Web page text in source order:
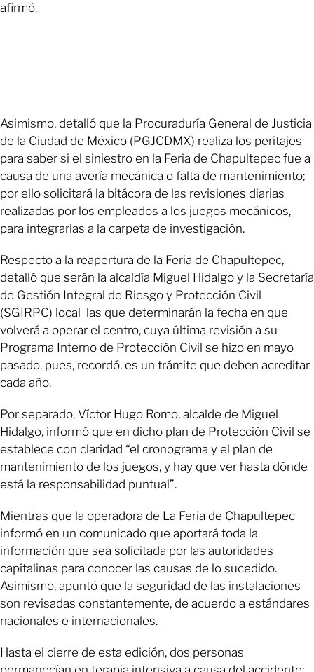
afirmó.
Asimismo, detalló que la Procuraduría General de Justicia
de la Ciudad de México (PGJCDMX) realiza los peritajes
para saber si el siniestro en la Feria de Chapultepec fue a
causa de una avería mecánica o falta de mantenimiento;
por ello solicitará la bitácora de las revisiones diarias
realizadas por los empleados a los juegos mecánicos,
para integrarlas a la carpeta de investigación.
Respecto a la reapertura de la Feria de Chapultepec,
detalló que serán la alcaldía Miguel Hidalgo y la Secretaría
de Gestión Integral de Riesgo y Protección Civil
(SGIRPC) local las que determinarán la fecha en que
volverá a operar el centro, cuya última revisión a su
Programa Interno de Protección Civil se hizo en mayo
pasado, pues, recordó, es un trámite que deben acreditar
cada año.
Por separado, Víctor Hugo Romo, alcalde de Miguel
Hidalgo, informó que en dicho plan de Protección Civil se
establece con claridad “el cronograma y el plan de
mantenimiento de los juegos, y hay que ver hasta dónde
está la responsabilidad puntual”.
Mientras que la operadora de La Feria de Chapultepec
informó en un comunicado que aportará toda la
información que sea solicitada por las autoridades
capitalinas para conocer las causas de lo sucedido.
Asimismo, apuntó que la seguridad de las instalaciones
son revisadas constantemente, de acuerdo a estándares
nacionales e internacionales.
Hasta el cierre de esta edición, dos personas